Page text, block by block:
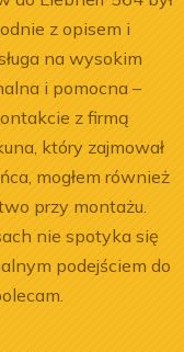
z opisem i
na wysokim
i pomocna –
z firmą
który zajmował
mogłem również
przy montażu.
nie spotyka się
podejściem do
Liebherr
dźwigu LTM